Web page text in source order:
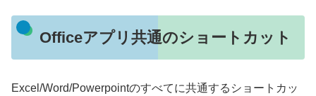
Officeアプリ共通のショートカット
Excel/Word/Powerpointのすべてに共通するショートカッ